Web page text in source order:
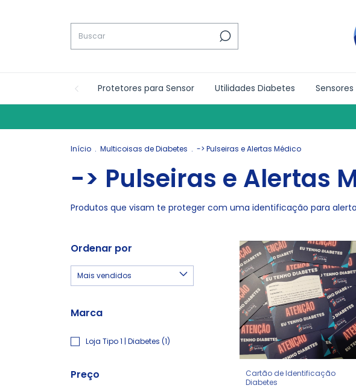
Protetores para Sensor Utilidades Diabetes
Início . Multicoisas de Diabetes . -> Pulseiras e Alertas Médico
-> Pulseiras e Alertas
Produtos que visam te proteger com uma identificação para
Ordenar por
Marca
Loja Tipo 1 | Diabetes (1)
Preço
Cartão de Identificação
Diabetes